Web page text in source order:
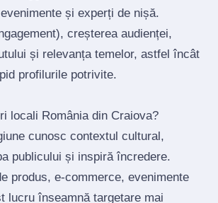
și experți de nișă.
creșterea audienței,
și relevanța temelor, astfel încât
profilurile potrivite.
locali România din Craiova?
cunosc contextul cultural,
publicului și inspiră încredere.
produs, e‑commerce, evenimente
lucru înseamnă targetare mai